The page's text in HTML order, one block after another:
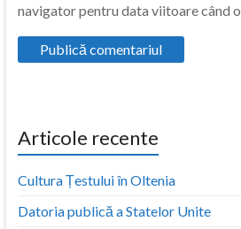
navigator pentru data viitoare când
Articole recente
Cultura Țestului în Oltenia
Datoria publică a Statelor Unite